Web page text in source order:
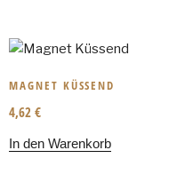
MAGNET KÜSSEND
4,62 €
In den Warenkorb